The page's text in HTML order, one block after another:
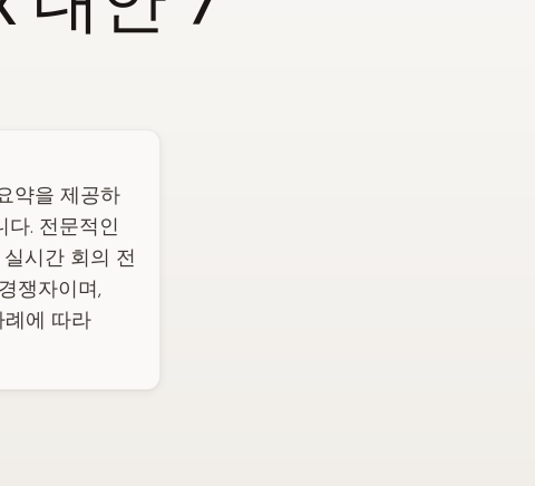
약을 제공하
. 전문적인
시간 회의 전
쟁자이며,
례에 따라